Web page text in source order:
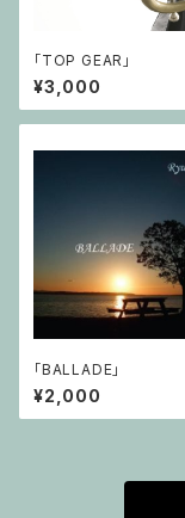
「TOP GEAR」
¥3,000
「BALLADE」
¥2,000